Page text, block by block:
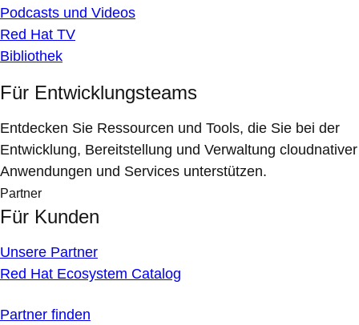
Podcasts und Videos
Red Hat TV
Bibliothek
Für Entwicklungsteams
Entdecken Sie Ressourcen und Tools, die Sie bei der
Entwicklung, Bereitstellung und Verwaltung cloudnativer
Anwendungen und Services unterstützen.
Partner
Für Kunden
Unsere Partner
Red Hat Ecosystem Catalog
Partner finden